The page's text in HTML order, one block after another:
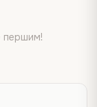
першим!